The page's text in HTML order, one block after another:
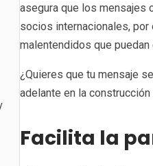
asegura que los mensajes
socios internacionales, por
malentendidos que
¿Quieres que tu mensaje
adelante en la
Facilita la